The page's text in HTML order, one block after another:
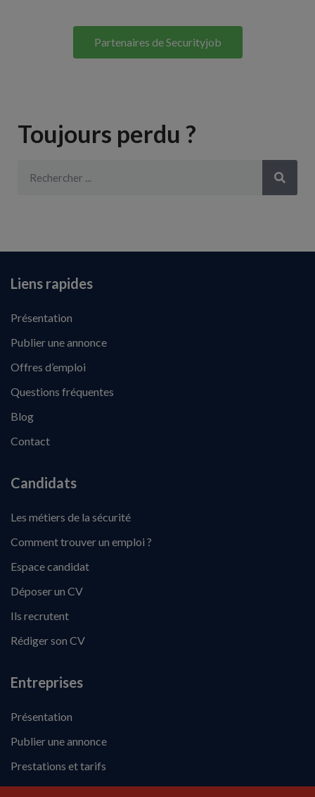
Partenaires de Securityjob
Toujours perdu ?
Liens rapides
Présentation
Publier une annonce
Offres d’emploi
Questions fréquentes
Blog
Contact
Candidats
Les métiers de la sécurité
Comment trouver un emploi ?
Espace candidat
Déposer un CV
Ils recrutent
Rédiger son CV
Entreprises
Présentation
Publier une annonce
Prestations et tarifs